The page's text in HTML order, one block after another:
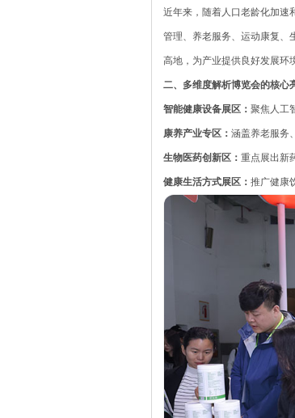
近年来，随着人口老龄化加速
管理、养老服务、运动康复、
高地，为产业提供良好发展环
二、多维度解析博览会的核心
智能健康设备展区： 聚焦人工
康养产业专区： 涵盖养老服务
生物医药创新区： 重点展出新
健康生活方式展区： 推广健康